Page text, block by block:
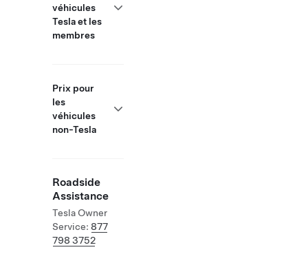
véhicules
Tesla et les
membres
Prix pour
les
véhicules
non-Tesla
Roadside
Assistance
Tesla Owner
Service: 877
798 3752